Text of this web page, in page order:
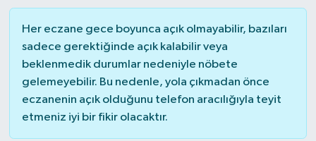
Her eczane gece boyunca açık olmayabilir, bazıları
sadece gerektiğinde açık kalabilir veya
beklenmedik durumlar nedeniyle nöbete
gelemeyebilir. Bu nedenle, yola çıkmadan önce
eczanenin açık olduğunu telefon aracılığıyla teyit
etmeniz iyi bir fikir olacaktır.